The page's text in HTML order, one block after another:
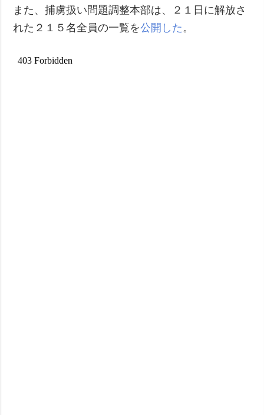
また、捕虜扱い問題調整本部は、２１日に解放さ
れた２１５名全員の一覧を公開した。